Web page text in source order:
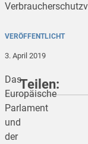
VERÖFFENTLICHT
3. April 2019
Das
Europäische
Parlament
und
der
Teilen: